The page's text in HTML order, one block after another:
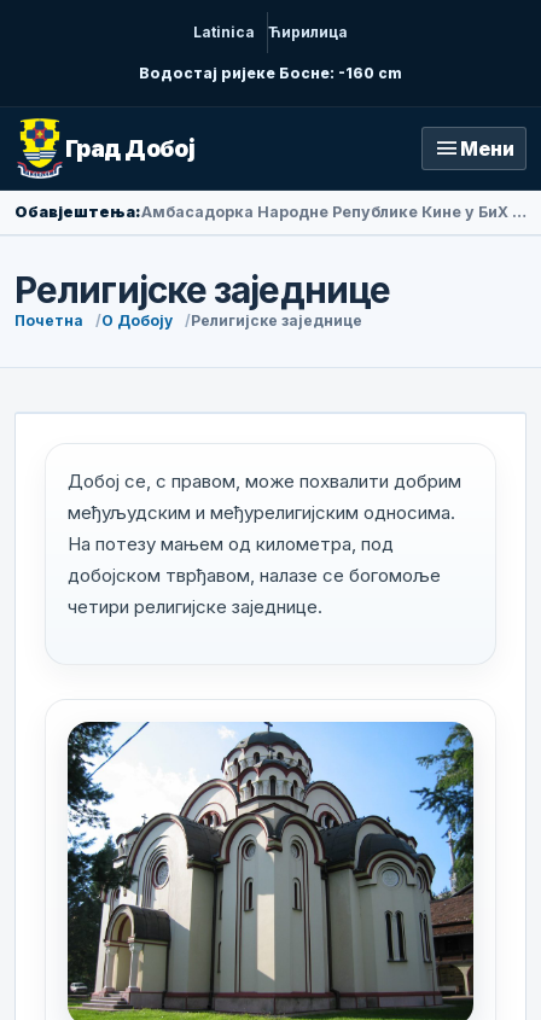
Latinica Ћирилица
Водостај ријеке Босне: -160 cm
Град Добој menu Мени
Обавјештења: Амбасадорка Народне Републике Кине у БиХ Ли Фан посјетила Добој
Религијске заједнице
Почетна О Добоју Религијске заједнице
Добој се, с правом, може похвалити добрим
међуљудским и међурелигијским односима.
На потезу мањем од километра, под
добојском тврђавом, налазе се богомоље
четири религијске заједнице.